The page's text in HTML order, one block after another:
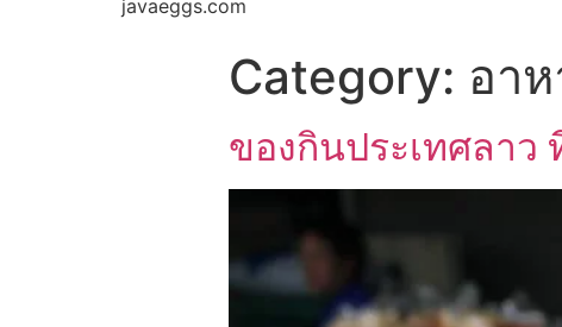
javaeggs.com
Category: อา
ของกินประเทศลาว